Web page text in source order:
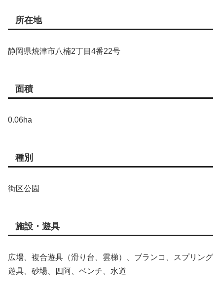
所在地
静岡県焼津市八楠2丁目4番22号
面積
0.06ha
種別
街区公園
施設・遊具
広場、複合遊具（滑り台、雲梯）、ブランコ、スプリング
遊具、砂場、四阿、ベンチ、水道